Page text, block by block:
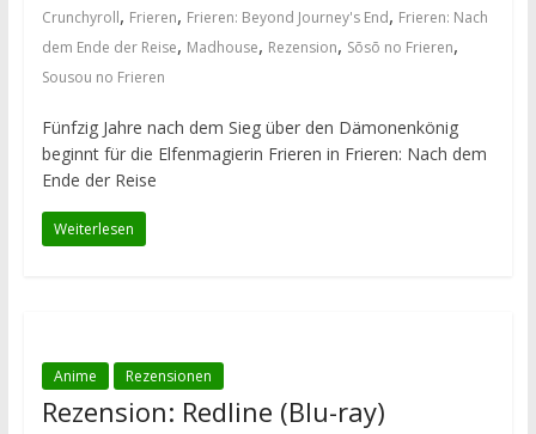
Crunchyroll, Frieren, Frieren: Beyond Journey's End, Frieren: Nach
dem Ende der Reise, Madhouse, Rezension, Sōsō no Frieren,
Sousou no Frieren
Fünfzig Jahre nach dem Sieg über den Dämonenkönig
beginnt für die Elfenmagierin Frieren in Frieren: Nach dem
Ende der Reise
Weiterlesen
Anime Rezensionen
Rezension: Redline (Blu-ray)